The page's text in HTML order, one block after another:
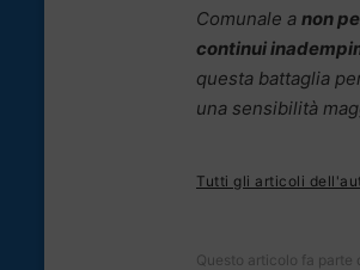
Comunale a non
continui
questa battaglia
una sensibilità
Tutti gli articoli
Questo articolo fa parte